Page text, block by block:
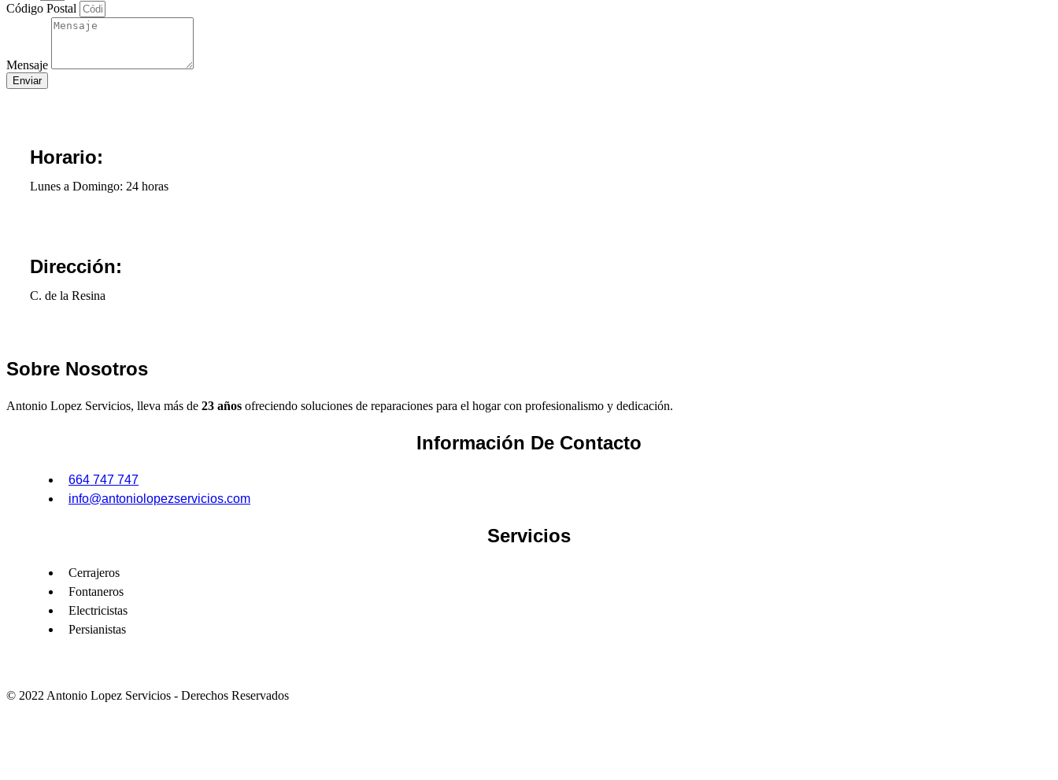
Código Postal
Mensaje
Enviar
Horario:
Lunes a Domingo: 24 horas
Dirección:
C. de la Resina
Sobre Nosotros
Antonio Lopez Servicios, lleva más de 23 años ofreciendo soluciones de reparaciones para el hogar con profesionalismo y dedicación.
Información De Contacto
664 747 747
info@antoniolopezservicios.com
Servicios
Cerrajeros
Fontaneros
Electricistas
Persianistas
© 2022 Antonio Lopez Servicios - Derechos Reservados